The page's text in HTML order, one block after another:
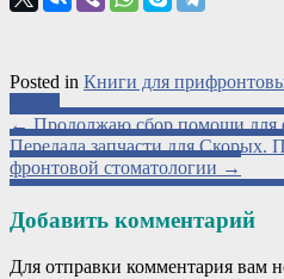
Posted in Книги для
Post
navigation
←Продолжаю сбор помощи для
Передала запчасти для Скорых.
фронтовой стоматологии →
Добавить комментарий
Для отправки комментария вам